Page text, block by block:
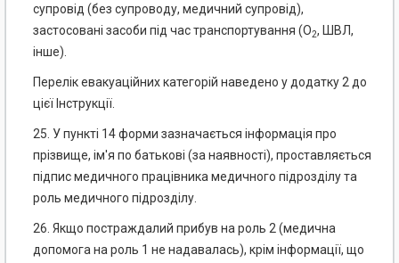
супровід (без супроводу, медичний супровід),
застосовані засоби під час транспортування (O2, ШВЛ,
інше).
Перелік евакуаційних категорій наведено у додатку 2 до
цієї Інструкції.
25. У пункті 14 форми зазначається інформація про
прізвище, ім'я по батькові (за наявності), проставляється
підпис медичного працівника медичного підрозділу та
роль медичного підрозділу.
26. Якщо постраждалий прибув на роль 2 (медична
допомога на роль 1 не надавалась), крім інформації, що